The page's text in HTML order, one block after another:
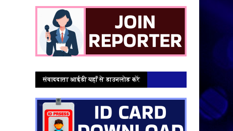
संवाददाता आईडी यहाँ से डाउनलोड करें